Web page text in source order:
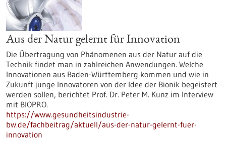
Aus der Natur gelernt für Innovation
Die Übertragung von Phänomenen aus der Natur auf die
Technik findet man in zahlreichen Anwendungen. Welche
Innovationen aus Baden-Württemberg kommen und wie in
Zukunft junge Innovatoren von der Idee der Bionik begeistert
werden sollen, berichtet Prof. Dr. Peter M. Kunz im Interview
mit BIOPRO.
https://www.gesundheitsindustrie-
bw.de/fachbeitrag/aktuell/aus-der-natur-gelernt-fuer-
innovation